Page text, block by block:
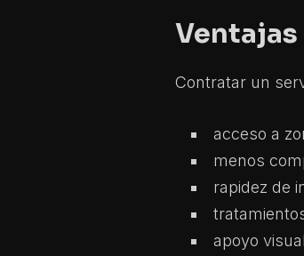
Contratar un
acceso a
menos
rapidez de
apoyo